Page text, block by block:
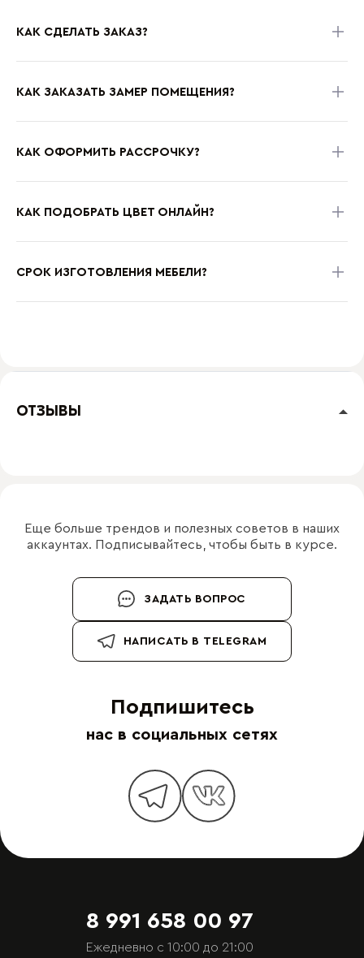
КАК СДЕЛАТЬ ЗАКАЗ?
КАК ЗАКАЗАТЬ ЗАМЕР ПОМЕЩЕНИЯ?
КАК ОФОРМИТЬ РАССРОЧКУ?
КАК ПОДОБРАТЬ ЦВЕТ ОНЛАЙН?
СРОК ИЗГОТОВЛЕНИЯ МЕБЕЛИ?
ОТЗЫВЫ
Еще больше трендов и полезных советов в наших
аккаунтах. Подписывайтесь, чтобы быть в курсе.
ЗАДАТЬ ВОПРОС
НАПИСАТЬ В TELEGRAM
Подпишитесь
нас в социальных сетях
8 991 658 00 97
Ежедневно с 10:00 до 21:00